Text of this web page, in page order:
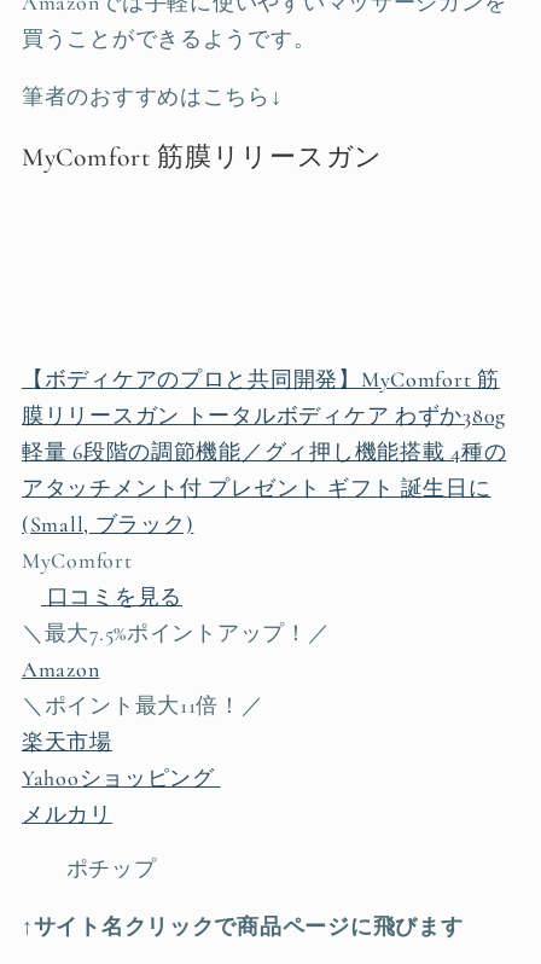
買うことができるようです。
筆者のおすすめはこちら↓
MyComfort 筋膜リリースガン
【ボディケアのプロと共同開発】MyComfort 筋
膜リリースガン トータルボディケア わずか380g
軽量 6段階の調節機能／グィ押し機能搭載 4種の
アタッチメント付 プレゼント ギフト 誕生日に
(Small, ブラック)
MyComfort
口コミを見る
＼最大7.5%ポイントアップ！／
Amazon
＼ポイント最大11倍！／
楽天市場
Yahooショッピング
メルカリ
ポチップ
↑サイト名クリックで商品ページに飛びます